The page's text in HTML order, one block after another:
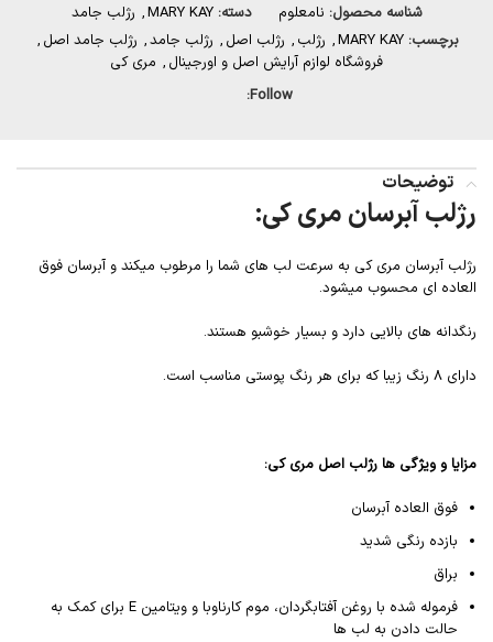
شناسه محصول: نامعلوم دسته: MARY KAY
, رژلب جامد
برچسب: MARY KAY
, رژلب , رژلب اصل , رژلب جامد, رژلب جامد اصل ,
فروشگاه لوازم آرایش اصل و اورجینال , مری کی
Follow:
توضیحات
رژلب آبرسان مری کی:
رژلب آبرسان مری کی به سرعت لب های شما را مرطوب میکند و آبرسان فوق
العاده ای محسوب میشود.
رنگدانه های بالایی دارد و بسیار خوشبو هستند.
دارای 8 رنگ زیبا که برای هر رنگ پوستی مناسب است.
مزایا و ویژگی ها رژلب اصل مری کی:
فوق العاده آبرسان
بازده رنگی شدید
براق
فرموله شده با روغن آفتابگردان، موم کارناوبا و ویتامین E برای کمک به
حالت دادن به لب ها